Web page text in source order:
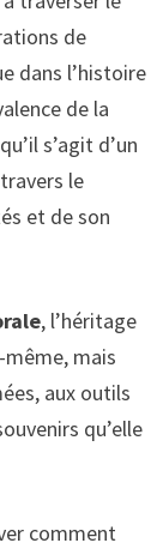
de
dans l’histoire
de la
s’agit d’un
le
et de son
, l’héritage
mais
aux outils
qu’elle
comment